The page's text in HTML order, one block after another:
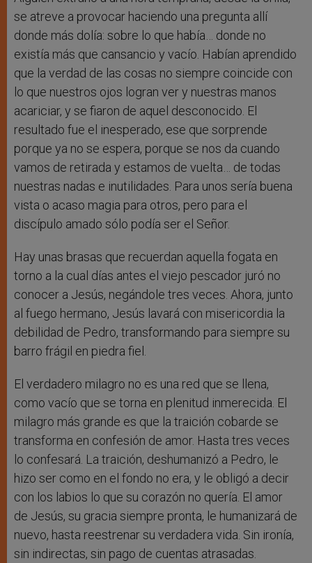
se atreve a provocar haciendo una pregunta allí
donde más dolía: sobre lo que había… donde no
existía más que cansancio y vacío. Habían aprendido
que la verdad de las cosas no siempre coincide con
lo que nuestros ojos logran ver y nuestras manos
acariciar, y se fiaron de aquel desconocido. El
resultado fue el inesperado, ese que sorprende
porque ya no se espera, porque se nos da cuando
vamos de retirada y estamos de vuelta… de todas
nuestras nadas e inutilidades. Para unos sería buena
vista o acaso magia para otros, pero para el
discípulo amado sólo podía ser el Señor.
Hay unas brasas que recuerdan aquella fogata en
torno a la cual días antes el viejo pescador juró no
conocer a Jesús, negándole tres veces. Ahora, junto
al fuego hermano, Jesús lavará con misericordia la
debilidad de Pedro, transformando para siempre su
barro frágil en piedra fiel.
El verdadero milagro no es una red que se llena,
como vacío que se torna en plenitud inmerecida. El
milagro más grande es que la traición cobarde se
transforma en confesión de amor. Hasta tres veces
lo confesará. La traición, deshumanizó a Pedro, le
hizo ser como en el fondo no era, y le obligó a decir
con los labios lo que su corazón no quería. El amor
de Jesús, su gracia siempre pronta, le humanizará de
nuevo, hasta reestrenar su verdadera vida. Sin ironía,
sin indirectas, sin pago de cuentas atrasadas.